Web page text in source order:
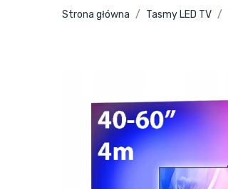
Strona główna Tasmy LED TV